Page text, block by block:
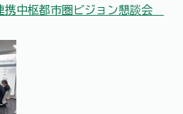
携中枢都市圏ビジョン懇談会